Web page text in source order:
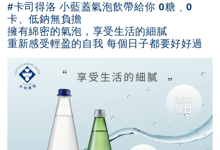
s
p
W
e
#卡司得洛 小藍蓋氣泡飲帶給你 0糖﹑0
卡、低鈉無負擔
擁有綿密的氣泡，享受生活的細膩
重新感受輕盈的自我 每個日子都要好好過